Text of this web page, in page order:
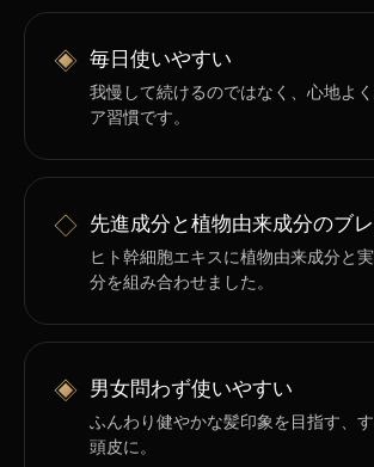
◈ 毎日使いやすい
我慢して続けるのではなく、心地よ
ア習慣です。
◇ 先進成分と植物由来成分のブ
ヒト幹細胞エキスに植物由来成分と
分を組み合わせました。
◈ 男女問わず使いやすい
ふんわり健やかな髪印象を目指す、
頭皮に。